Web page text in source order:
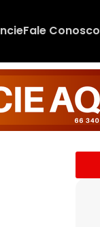
Fale Conosco